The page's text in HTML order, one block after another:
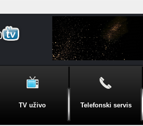
TV uživo Telefonski servis